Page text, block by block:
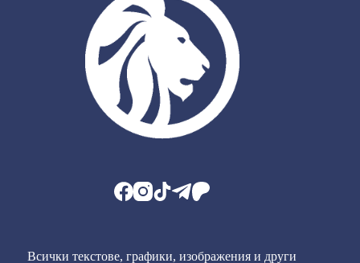
Всички текстове, графики, изображения и други